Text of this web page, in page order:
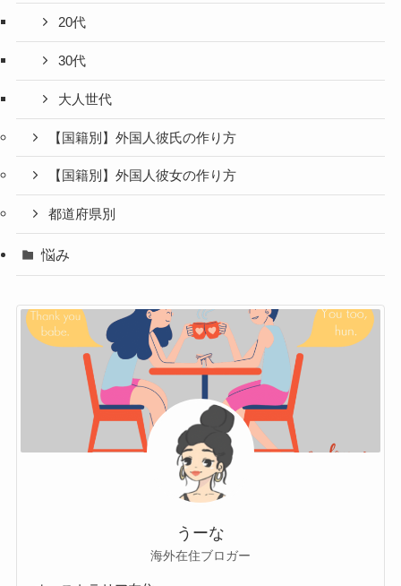
20代
30代
大人世代
【国籍別】外国人彼氏の作り方
【国籍別】外国人彼女の作り方
都道府県別
悩み
うーな
海外在住ブロガー